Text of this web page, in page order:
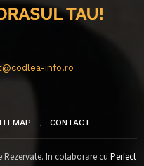
info.ro
CONTACT
Rezervate. In colaborare cu Perfect